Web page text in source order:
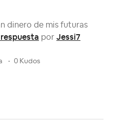
dinero de mis futuras
por Jessi7
0 Kudos